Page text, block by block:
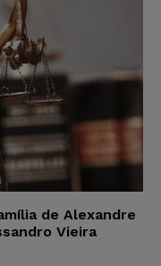
de Alexandre
Vieira